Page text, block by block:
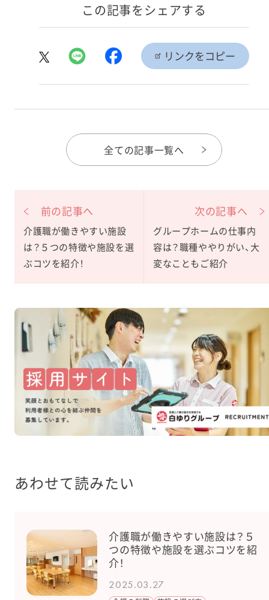
この記事をシェアする
リンクをコピー
全ての記事一覧へ
前の記事へ
介護職が働きやすい施設
は？５つの特徴や施設を選
ぶコツを紹介！
次の記事へ
グループホームの仕事内
容は？職種ややりがい、大
変なこともご紹介
あわせて読みたい
介護職が働きやすい施設は？５
つの特徴や施設を選ぶコツを紹
介！
2025.03.27